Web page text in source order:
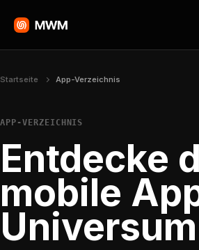
Startseite App-Verzeichnis
APP-VERZEICHNIS
Entdecke
mobile
Universum